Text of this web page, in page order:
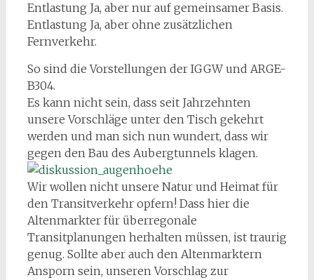
Entlastung Ja, aber nur auf gemeinsamer Basis.
Entlastung Ja, aber ohne zusätzlichen
Fernverkehr.
So sind die Vorstellungen der IGGW und ARGE-
B304.
Es kann nicht sein, dass seit Jahrzehnten
unsere Vorschläge unter den Tisch gekehrt
werden und man sich nun wundert, dass wir
gegen den Bau des Aubergtunnels klagen.
Wir wollen nicht unsere Natur und Heimat für
den Transitverkehr opfern! Dass hier die
Altenmarkter für überregonale
Transitplanungen herhalten müssen, ist traurig
genug. Sollte aber auch den Altenmarktern
Ansporn sein, unseren Vorschlag zur